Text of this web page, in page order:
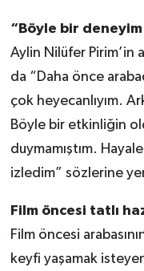
“Böyle bir deneyim
Aylin Nilüfer Pirim’in
da “Daha önce
çok heyecanlıyım.
Böyle bir etkinliğin
duymamıştım.
izledim” sözlerine
Film öncesi tatlı
Film öncesi
keyfi yaşamak